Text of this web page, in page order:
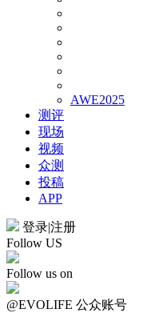
AWE2025
测评
现场
视频
众测
投稿
APP
登录|注册
Follow US
Follow us on
@EVOLIFE 公众账号